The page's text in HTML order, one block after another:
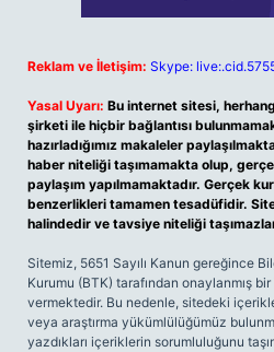
Reklam ve İletişim: Skype:
Yasal Uyarı: Bu internet sitesi,
şirketi ile hiçbir bağlantısı
hazırladığımız makaleler
haber niteliği taşımamakta olup,
paylaşım yapılmamaktadır. Gerçek
benzerlikleri tamamen tesadüfidir.
halindedir ve tavsiye niteliği
Sitemiz, 5651 Sayılı Kanun gereğince
Kurumu (BTK) tarafından onaylanmış
vermektedir. Bu nedenle, sitedeki
veya araştırma yükümlülüğümüz
yazdıkları içeriklerin sorumluluğunu